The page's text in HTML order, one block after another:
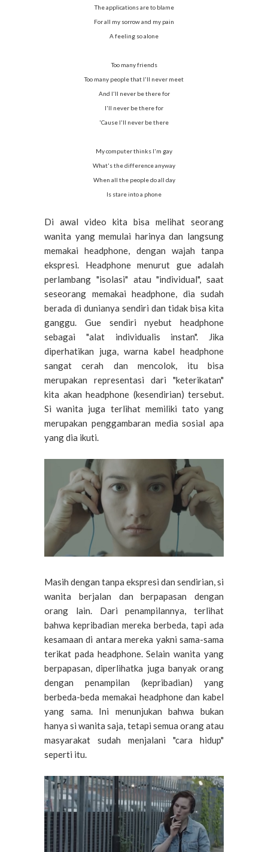
The applications are to blame
For all my sorrow and my pain
A feeling so alone
Too many friends
Too many people that I'll never meet
And I'll never be there for
I'll never be there for
'Cause I'll never be there
My computer thinks I'm gay
What's the difference anyway
When all the people do all day
Is stare into a phone
Di awal video kita bisa melihat seorang
wanita yang memulai harinya dan langsung
memakai headphone, dengan wajah tanpa
ekspresi. Headphone menurut gue adalah
perlambang "isolasi" atau "individual", saat
seseorang memakai headphone, dia sudah
berada di dunianya sendiri dan tidak bisa kita
ganggu. Gue sendiri nyebut headphone
sebagai "alat individualis instan". Jika
diperhatikan juga, warna kabel headphone
sangat cerah dan mencolok, itu bisa
merupakan representasi dari "keterikatan"
kita akan headphone (kesendirian) tersebut.
Si wanita juga terlihat memiliki tato yang
merupakan penggambaran media sosial apa
yang dia ikuti.
Masih dengan tanpa ekspresi dan sendirian, si
wanita berjalan dan berpapasan dengan
orang lain. Dari penampilannya, terlihat
bahwa kepribadian mereka berbeda, tapi ada
kesamaan di antara mereka yakni sama-sama
terikat pada headphone. Selain wanita yang
berpapasan, diperlihatka juga banyak orang
dengan penampilan (kepribadian) yang
berbeda-beda memakai headphone dan kabel
yang sama. Ini menunjukan bahwa bukan
hanya si wanita saja, tetapi semua orang atau
masyarakat sudah menjalani "cara hidup"
seperti itu.